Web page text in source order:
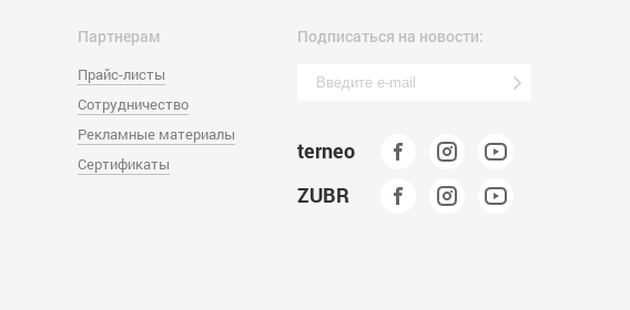
Партнерам
Прайс-листы
Сотрудничество
Рекламные материалы
Сертификаты
Подписаться на новости:
terneo
ZUBR